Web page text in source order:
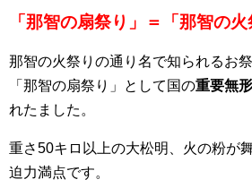
「那智の扇祭り」＝「那智の火
那智の火祭りの通り名で知られるお
「那智の扇祭り」として国の重要無
れたました。
重さ50キロ以上の大松明、火の粉が
迫力満点です。